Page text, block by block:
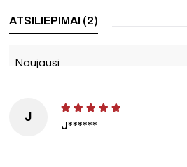
ATSILIEPIMAI (2)
Naujausi
J
J******